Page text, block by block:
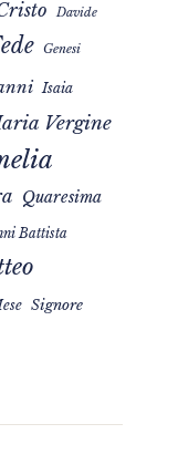
Davide
Genesi
Isaia
Vergine
Quaresima
Battista
Signore